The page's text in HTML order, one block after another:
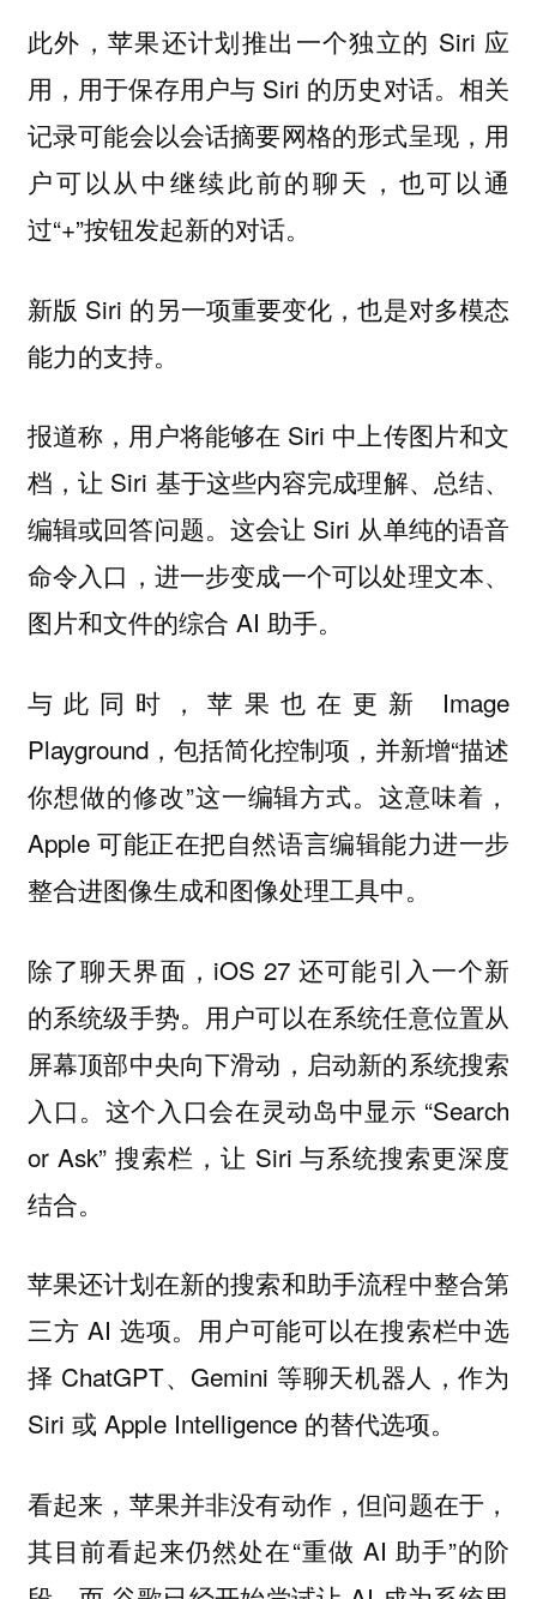
此外，苹果还计划推出一个独立的 Siri 应
用，用于保存用户与 Siri 的历史对话。相关
记录可能会以会话摘要网格的形式呈现，用
户可以从中继续此前的聊天，也可以通
过“+”按钮发起新的对话。
新版 Siri 的另一项重要变化，也是对多模态
能力的支持。
报道称，用户将能够在 Siri 中上传图片和文
档，让 Siri 基于这些内容完成理解、总结、
编辑或回答问题。这会让 Siri 从单纯的语音
命令入口，进一步变成一个可以处理文本、
图片和文件的综合 AI 助手。
与此同时，苹果也在更新 Image
Playground，包括简化控制项，并新增“描述
你想做的修改”这一编辑方式。这意味着，
Apple 可能正在把自然语言编辑能力进一步
整合进图像生成和图像处理工具中。
除了聊天界面，iOS 27 还可能引入一个新
的系统级手势。用户可以在系统任意位置从
屏幕顶部中央向下滑动，启动新的系统搜索
入口。这个入口会在灵动岛中显示 “Search
or Ask” 搜索栏，让 Siri 与系统搜索更深度
结合。
苹果还计划在新的搜索和助手流程中整合第
三方 AI 选项。用户可能可以在搜索栏中选
择 ChatGPT、Gemini 等聊天机器人，作为
Siri 或 Apple Intelligence 的替代选项。
看起来，苹果并非没有动作，但问题在于，
其目前看起来仍然处在“重做 AI 助手”的阶